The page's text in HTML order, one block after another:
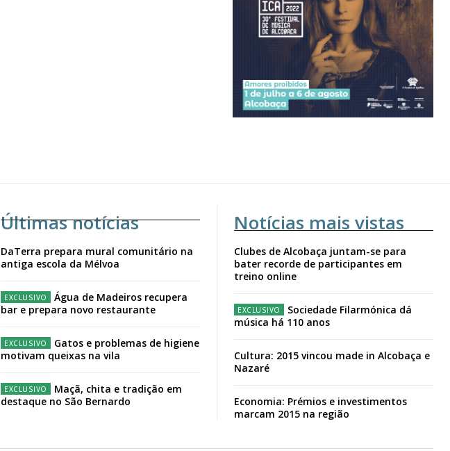
Últimas notícias
DaTerra prepara mural comunitário na
antiga escola da Mélvoa
Água de Madeiros recupera
bar e prepara novo restaurante
Gatos e problemas de higiene
motivam queixas na vila
Maçã, chita e tradição em
destaque no São Bernardo
Notícias mais vistas
Clubes de Alcobaça juntam-se para
bater recorde de participantes em
treino online
Sociedade Filarmónica dá
música há 110 anos
Cultura: 2015 vincou made in Alcobaça e
Nazaré
Economia: Prémios e investimentos
marcam 2015 na região